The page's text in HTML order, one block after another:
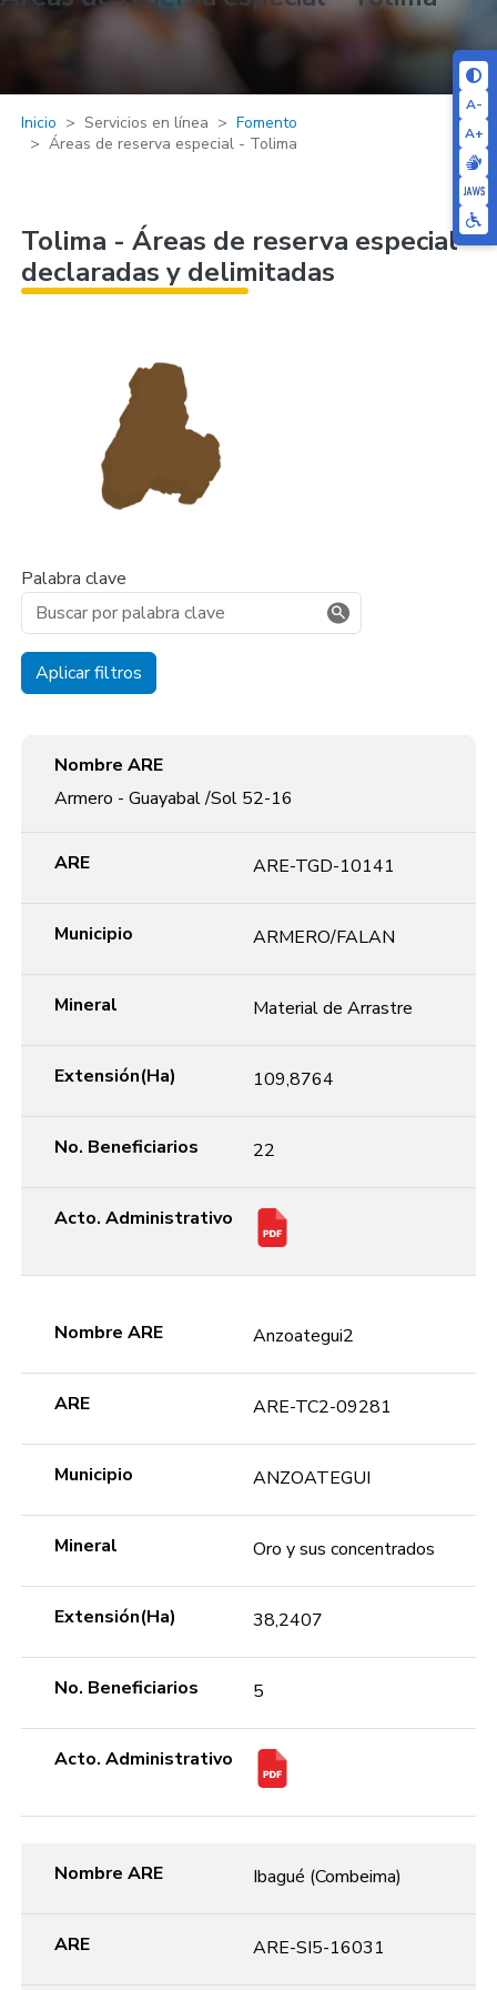
A-
A+
Inicio Servicios en línea
Fomento
Áreas de reserva especial - Tolima
Tolima - Áreas de reserva especial
declaradas y delimitadas
Palabra clave
Aplicar filtros
Nombre ARE
Armero - Guayabal /Sol 52-16
ARE ARE-TGD-10141
Municipio ARMERO/FALAN
Mineral Material de Arrastre
Extensión(Ha) 109,8764
No. Beneficiarios 22
Acto. Administrativo
Nombre ARE Anzoategui2
ARE ARE-TC2-09281
Municipio ANZOATEGUI
Mineral Oro y sus concentrados
Extensión(Ha) 38,2407
No. Beneficiarios 5
Acto. Administrativo
Nombre ARE Ibagué (Combeima)
ARE ARE-SI5-16031